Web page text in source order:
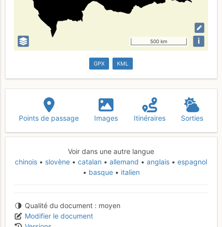
500 km i
GPX KML
Points de passage Images Itinéraires Sorties
Voir dans une autre langue
chinois
slovène catalan allemand anglais
espagnol
basque
italien
Qualité du document
moyen
Modifier le document